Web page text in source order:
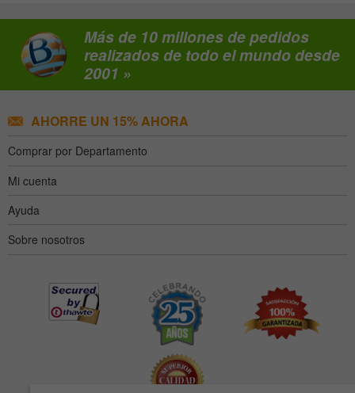
Más de 10 millones de pedidos
realizados de todo el mundo desde
2001 »
AHORRE UN 15% AHORA
Comprar por Departamento
Mi cuenta
Ayuda
Sobre nosotros